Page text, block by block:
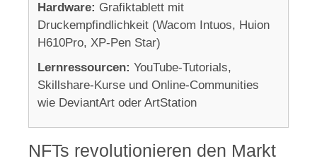
Hardware: Grafiktablett mit
Druckempfindlichkeit (Wacom Intuos, Huion
H610Pro, XP-Pen Star)
Lernressourcen: YouTube-Tutorials,
Skillshare-Kurse und Online-Communities
wie DeviantArt oder ArtStation
NFTs revolutionieren den Markt